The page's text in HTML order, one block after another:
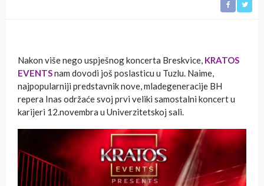
Nakon više nego uspješnog koncerta Breskvice, KRATOS
EVENTSnam dovodi još poslasticu u Tuzlu. Naime,
najpopularniji predstavnik nove, mladegeneracije BH
repera Inas održaće svoj prvi veliki samostalni koncert u
karijeri 12.novembra u Univerzitetskoj sali.